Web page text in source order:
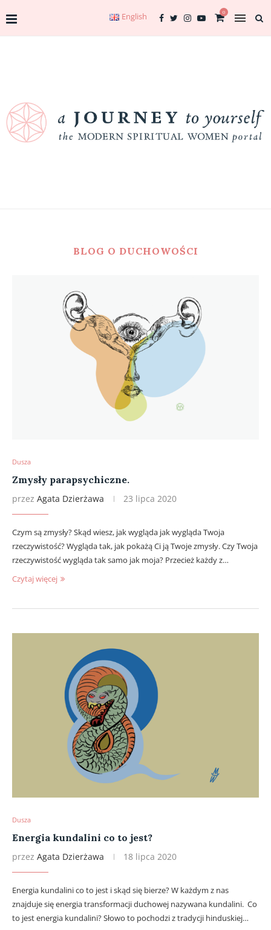
0
English
BLOG O DUCHOWOŚCI
Dusza
Zmysły parapsychiczne.
przez Agata Dzierżawa 23 lipca 2020
Czym są zmysły? Skąd wiesz, jak wygląda jak wygląda Twoja
rzeczywistość? Wygląda tak, jak pokażą Ci ją Twoje zmysły. Czy Twoja
rzeczywistość wygląda tak samo jak moja? Przecież każdy z…
Czytaj więcej
Dusza
Energia kundalini co to jest?
przez Agata Dzierżawa 18 lipca 2020
Energia kundalini co to jest i skąd się bierze? W każdym z nas
znajduje się energia transformacji duchowej nazywana kundalini. Co
to jest energia kundalini? Słowo to pochodzi z tradycji hinduskiej…